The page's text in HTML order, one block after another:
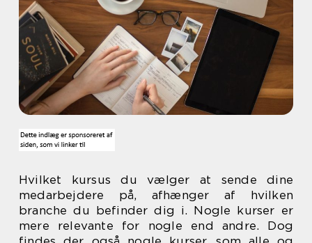
Hvilket kursus du vælger at sende dine
medarbejdere på, afhænger af hvilken
branche du befinder dig i. Nogle kurser er
mere relevante for nogle end andre. Dog